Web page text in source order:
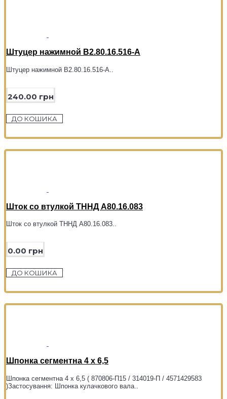
Штуцер нажимной В2.80.16.516-А
Штуцер нажимной В2.80.16.516-А..
240.00 грн
ДО КОШИКА
Шток со втулкой ТННД А80.16.083
Шток со втулкой ТННД А80.16.083..
0.00 грн
ДО КОШИКА
Шпонка сегментна 4 х 6,5
Шпонка сегментна 4 х 6,5 ( 870806-П15 / 314019-П / 4571429583
)Застосування: Шпонка кулачкового вала..